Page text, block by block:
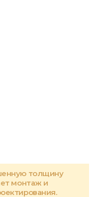
толщину
монтаж и